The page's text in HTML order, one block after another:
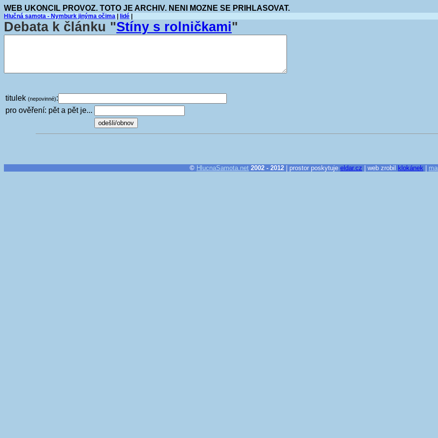
WEB UKONCIL PROVOZ. TOTO JE ARCHIV. NENI MOZNE SE PRIHLASOVAT.
Hlučná samota - Nymburk jinýma očima lidé
Debata k článku "Stíny s rolničkami"
titulek (nepovinné):
pro ověření: pět a pět je...
© HlucnaSamota.net 2002 - 2012 | prostor poskytuje eldar.cz | web zrobil klokánek